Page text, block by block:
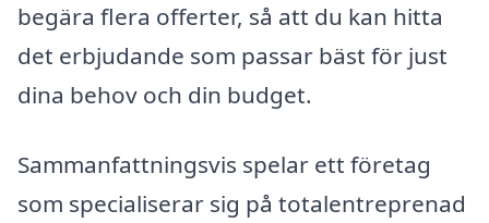
begära flera offerter, så att du kan hitta
det erbjudande som passar bäst för just
dina behov och din budget.
Sammanfattningsvis spelar ett företag
som specialiserar sig på totalentreprenad